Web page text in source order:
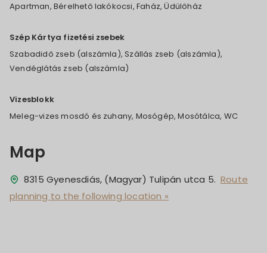
Apartman, Bérelhető lakókocsi, Faház, Üdülőház
Szép Kártya fizetési zsebek
Szabadidő zseb (alszámla), Szállás zseb (alszámla),
Vendéglátás zseb (alszámla)
Vizesblokk
Meleg-vizes mosdó és zuhany, Mosógép, Mosótálca, WC
Map
8315 Gyenesdiás, (Magyar) Tulipán utca 5. Route
planning to the following location »